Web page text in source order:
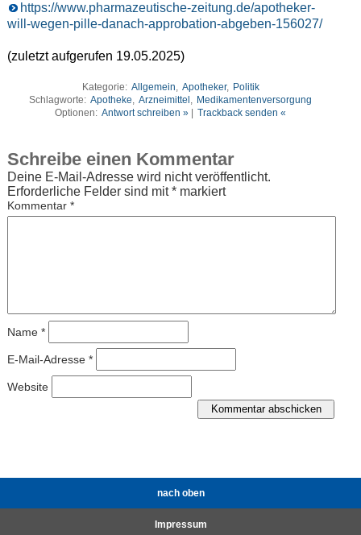
https://www.pharmazeutische-zeitung.de/apotheker-
will-wegen-pille-danach-approbation-abgeben-156027/
(zuletzt aufgerufen 19.05.2025)
Kategorie: Allgemein, Apotheker, Politik
Schlagworte: Apotheke, Arzneimittel , Medikamentenversorgung
Optionen: Antwort schreiben » Trackback senden «
Schreibe einen Kommentar
Deine E-Mail-Adresse wird nicht veröffentlicht.
Erforderliche Felder sind mit*markiert
Kommentar *
Name *
E-Mail-Adresse *
Website
nach oben
Impressum